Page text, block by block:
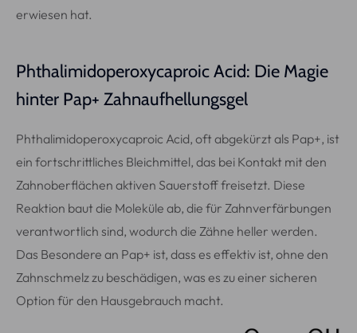
erwiesen hat.
Phthalimidoperoxycaproic Acid: Die Magie
hinter Pap+ Zahnaufhellungsgel
Phthalimidoperoxycaproic Acid, oft abgekürzt als Pap+, ist
ein fortschrittliches Bleichmittel, das bei Kontakt mit den
Zahnoberflächen aktiven Sauerstoff freisetzt. Diese
Reaktion baut die Moleküle ab, die für Zahnverfärbungen
verantwortlich sind, wodurch die Zähne heller werden.
Das Besondere an Pap+ ist, dass es effektiv ist, ohne den
Zahnschmelz zu beschädigen, was es zu einer sicheren
Option für den Hausgebrauch macht.